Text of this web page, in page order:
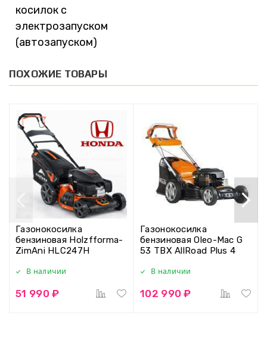
косилок с
электрозапуском
(автозапуском)
ПОХОЖИЕ ТОВАРЫ
Газонокосилка
бензиновая Holzfforma-
ZimAni HLC247H
В наличии
51 990 ₽
Газонокосилка
бензиновая Oleo-Mac G
53 TBX AllRoad Plus 4
В наличии
102 990 ₽